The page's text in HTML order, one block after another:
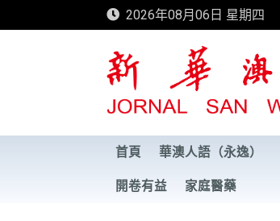
to
2026年08月06日 星期四
新華澳報
首頁 華澳人語（永逸）
開卷有益 家庭醫藥